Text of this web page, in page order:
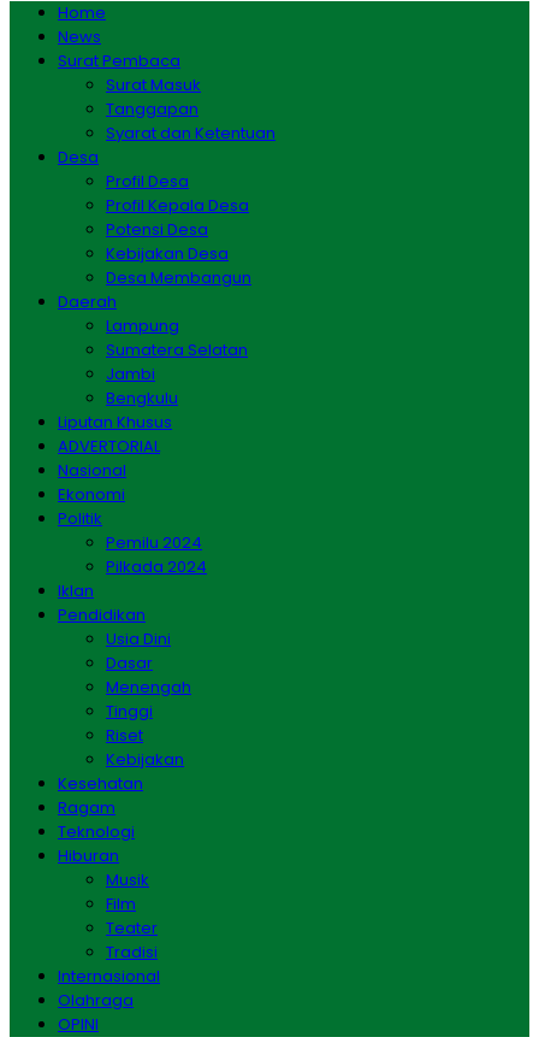
Home
News
Surat Pembaca
Surat Masuk
Tanggapan
Syarat dan Ketentuan
Desa
Profil Desa
Profil Kepala Desa
Potensi Desa
Kebijakan Desa
Desa Membangun
Daerah
Lampung
Sumatera Selatan
Jambi
Bengkulu
Liputan Khusus
ADVERTORIAL
Nasional
Ekonomi
Politik
Pemilu 2024
Pilkada 2024
Iklan
Pendidikan
Usia Dini
Dasar
Menengah
Tinggi
Riset
Kebijakan
Kesehatan
Ragam
Teknologi
Hiburan
Musik
Film
Teater
Tradisi
Internasional
Olahraga
OPINI